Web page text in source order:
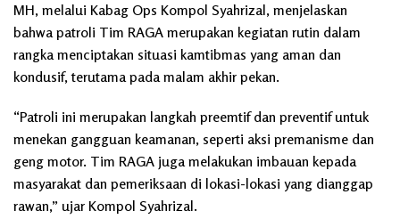
MH, melalui Kabag Ops Kompol Syahrizal, menjelaskan
bahwa patroli Tim RAGA merupakan kegiatan rutin dalam
rangka menciptakan situasi kamtibmas yang aman dan
kondusif, terutama pada malam akhir pekan.
“Patroli ini merupakan langkah preemtif dan preventif untuk
menekan gangguan keamanan, seperti aksi premanisme dan
geng motor. Tim RAGA juga melakukan imbauan kepada
masyarakat dan pemeriksaan di lokasi-lokasi yang dianggap
rawan,” ujar Kompol Syahrizal.